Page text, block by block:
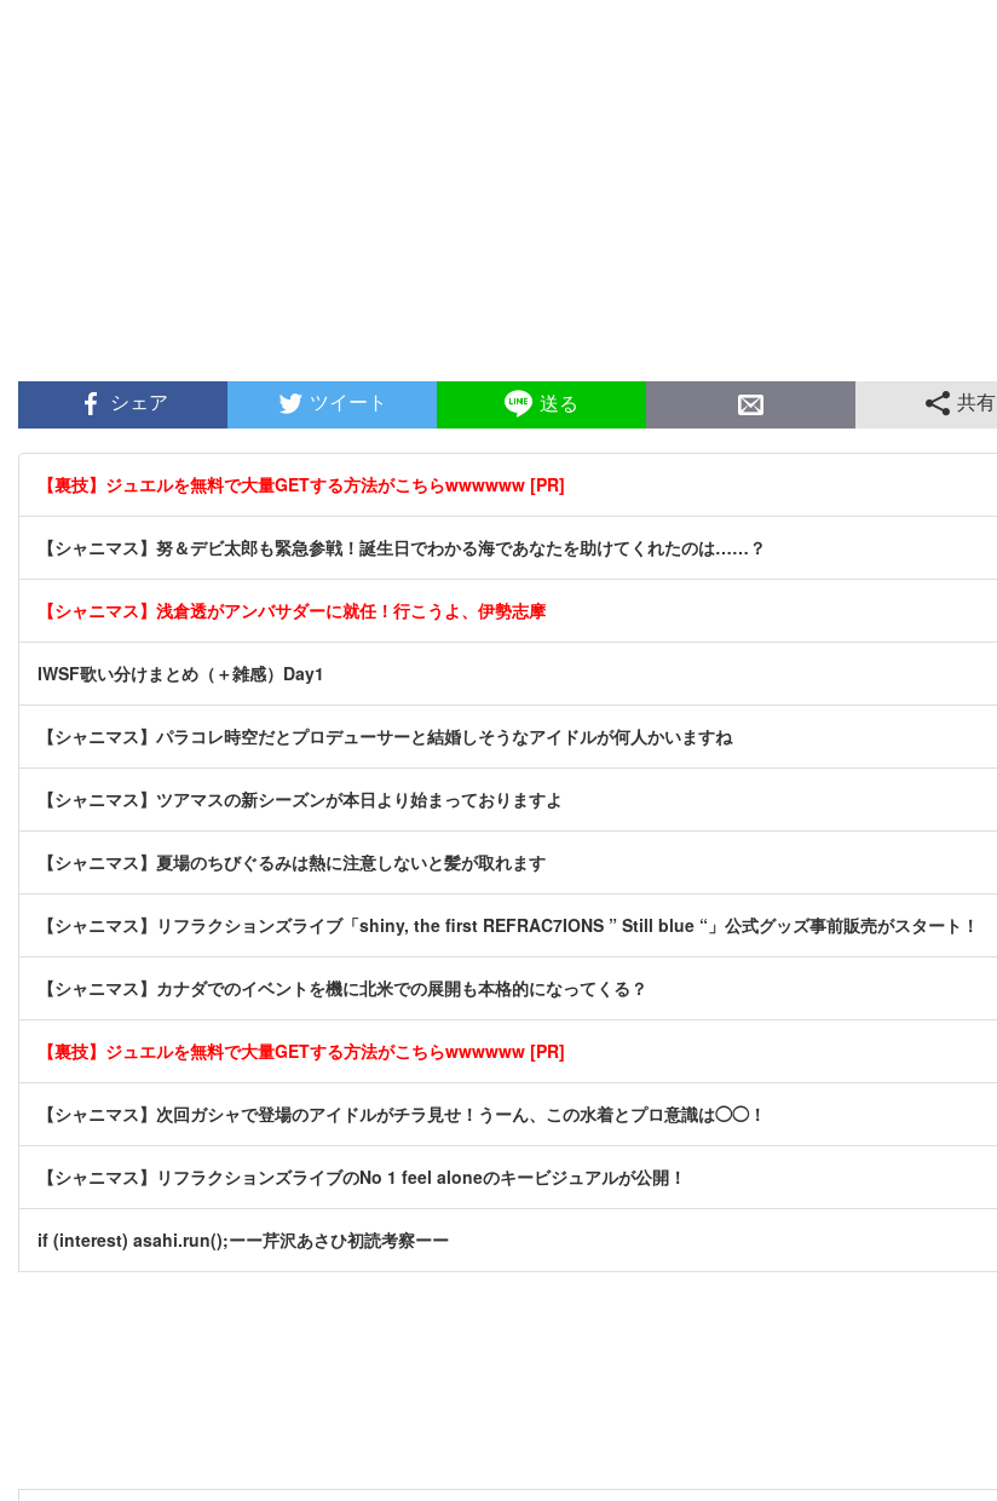
シェア ツイート 送る 共有
【裏技】ジュエルを無料で大量GETする方法がこちらwwwwww [PR]
【シャニマス】努＆デビ太郎も緊急参戦！誕生日でわかる海であなたを助けてくれたのは……？
【シャニマス】浅倉透がアンバサダーに就任！行こうよ、伊勢志摩
IWSF歌い分けまとめ（＋雑感）Day1
【シャニマス】パラコレ時空だとプロデューサーと結婚しそうなアイドルが何人かいますね
【シャニマス】ツアマスの新シーズンが本日より始まっておりますよ
【シャニマス】夏場のちびぐるみは熱に注意しないと髪が取れます
【シャニマス】リフラクションズライブ「shiny, the first REFRAC7IONS ” Still blue “」公式グッズ事前販売がスタート！
【シャニマス】カナダでのイベントを機に北米での展開も本格的になってくる？
【裏技】ジュエルを無料で大量GETする方法がこちらwwwwww [PR]
【シャニマス】次回ガシャで登場のアイドルがチラ見せ！うーん、この水着とプロ意識は◯◯！
【シャニマス】リフラクションズライブのNo 1 feel aloneのキービジュアルが公開！
if (interest) asahi.run();ーー芹沢あさひ初読考察ーー